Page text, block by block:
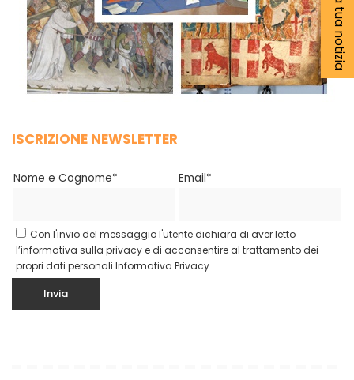
ISCRIZIONE NEWSLETTER
Nome e Cognome* Email*
Con l'invio del messaggio l'utente dichiara di aver letto
l’informativa sulla privacy e di acconsentire al trattamento dei
propri dati personali.Informativa Privacy